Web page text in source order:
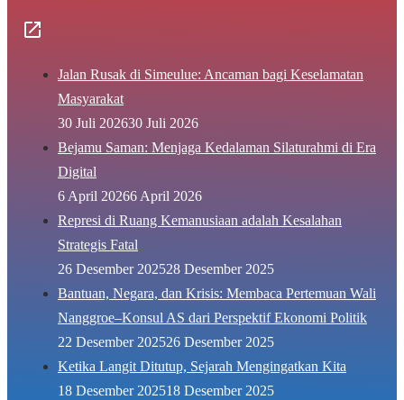
Jalan Rusak di Simeulue: Ancaman bagi Keselamatan
Masyarakat
30 Juli 202630 Juli 2026
Bejamu Saman: Menjaga Kedalaman Silaturahmi di Era
Digital
6 April 20266 April 2026
Represi di Ruang Kemanusiaan adalah Kesalahan
Strategis Fatal
26 Desember 202528 Desember 2025
Bantuan, Negara, dan Krisis: Membaca Pertemuan Wali
Nanggroe–Konsul AS dari Perspektif Ekonomi Politik
22 Desember 202526 Desember 2025
Ketika Langit Ditutup, Sejarah Mengingatkan Kita
18 Desember 202518 Desember 2025